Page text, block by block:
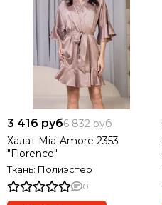
3 416 руб6 832 руб
Халат Mia-Amore 2353
"Florence"
Ткань: Полиэстер
0